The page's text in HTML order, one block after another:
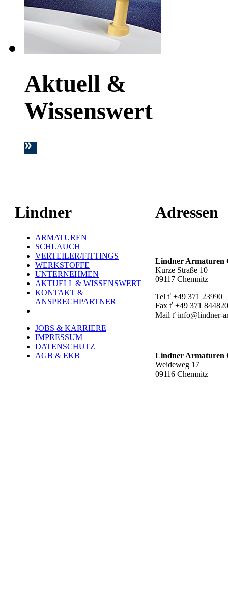
Aktuell &
Wissenswert
Lindner
ARMATUREN
SCHLAUCH
VERTEILER/FITTINGS
WERKSTOFFE
UNTERNEHMEN
AKTUELL & WISSENSWERT
KONTAKT &
ANSPRECHPARTNER
JOBS & KARRIERE
IMPRESSUM
DATENSCHUTZ
AGB & EKB
Adressen
Lindner Armaturen
Kurze Straße 10
09117 Chemnitz
Tel ť +49 371 23990
Fax ť +49 371
Mail ť info@lindner-
Lindner Armaturen
Weideweg 17
09116 Chemnitz